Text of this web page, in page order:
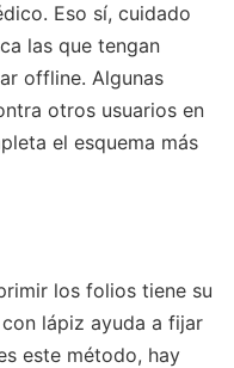
Eso sí, cuidado
las que tengan
offline. Algunas
otros usuarios en
el esquema más
los folios tiene su
lápiz ayuda a fijar
este método, hay